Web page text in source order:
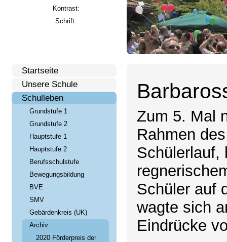
Kontrast:
Schrift:
Startseite
Unsere Schule
Schulleben
Grundstufe 1
Grundstufe 2
Hauptstufe 1
Hauptstufe 2
Berufsschulstufe
Bewegungsbildung
BVE
SMV
Gebärdenkreis (UK)
Archiv
2020 Förderpreis der
Zum 5. Mal
Rahmen
Schülerlauf,
Schüler auf
wagte sich
Eindrücke